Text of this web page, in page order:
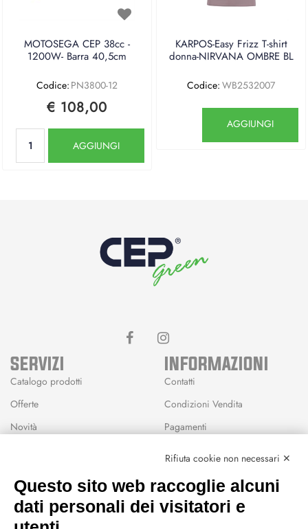
MOTOSEGA CEP 38cc -
1200W- Barra 40,5cm
Codice: PN3800-12
€ 108,00
AGGIUNGI
KARPOS-Easy Frizz T-shirt
donna-NIRVANA OMBRE BL
Codice: WB2532007
AGGIUNGI
SERVIZI
Catalogo prodotti
Offerte
Novità
Wishlist
INFORMAZIONI
Contatti
Condizioni Vendita
Pagamenti
CEP GREEN
Rifiuta cookie non necessari ✕
Questo sito web raccoglie alcuni
dati personali dei visitatori e